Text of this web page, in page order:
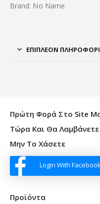
Brand: No Name
ΕΠΙΠΛΈΟΝ
Πρώτη Φορά Στο Site
Τώρα Και Θα
Μην Το Χάσετε
Login With
Προϊόντα